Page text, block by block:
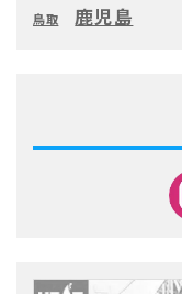
鳥取 鹿児島